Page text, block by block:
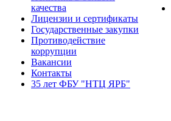
качества
Лицензии и сертификаты
Государственные закупки
Противодействие
коррупции
Вакансии
Контакты
35 лет ФБУ "НТЦ ЯРБ"